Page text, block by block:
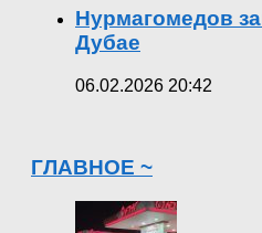
Нурмагомедов
Дубае
06.02.2026 20:42
ГЛАВНОЕ ~